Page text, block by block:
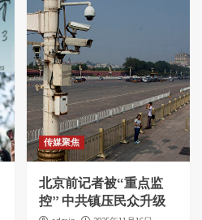
传媒聚焦
北京前记者被“重点监
控” 中共镇压民众升级